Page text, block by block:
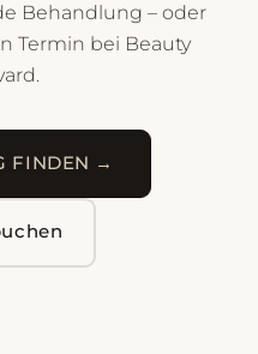
Behandlung – oder
Termin bei Beauty
FINDEN →